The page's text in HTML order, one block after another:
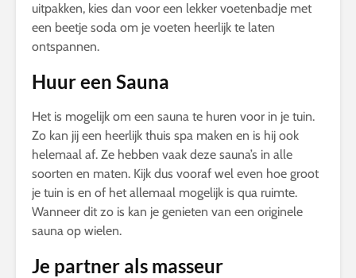
uitpakken, kies dan voor een lekker voetenbadje met
een beetje soda om je voeten heerlijk te laten
ontspannen.
Huur een Sauna
Het is mogelijk om een sauna te huren voor in je tuin.
Zo kan jij een heerlijk thuis spa maken en is hij ook
helemaal af. Ze hebben vaak deze sauna’s in alle
soorten en maten. Kijk dus vooraf wel even hoe groot
je tuin is en of het allemaal mogelijk is qua ruimte.
Wanneer dit zo is kan je genieten van een originele
sauna op wielen.
Je partner als masseur